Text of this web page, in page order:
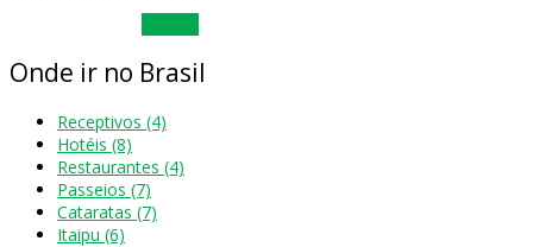
Onde ir no Brasil
Receptivos (4)
Hotéis (8)
Restaurantes (4)
Passeios (7)
Cataratas (7)
Itaipu (6)